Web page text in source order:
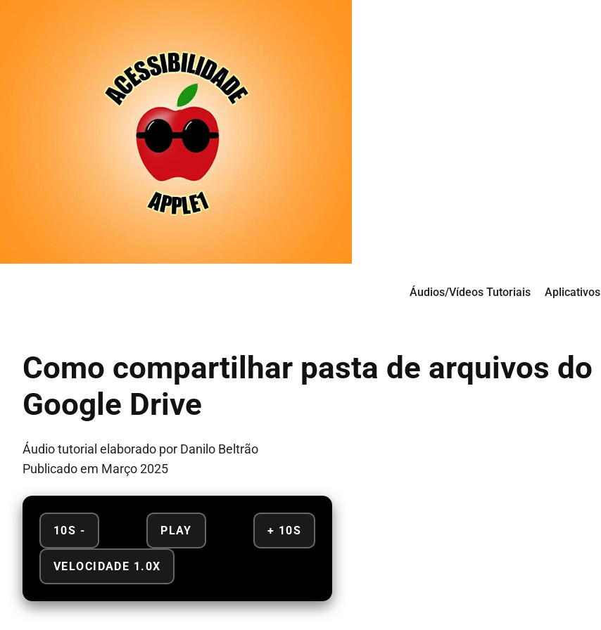
Áudios/Vídeos Tutoriais Aplicativos
Como compartilhar pasta de arquivos do
Google Drive
Áudio tutorial elaborado por Danilo Beltrão
Publicado em Março 2025
10S - PLAY + 10S
VELOCIDADE 1.0X